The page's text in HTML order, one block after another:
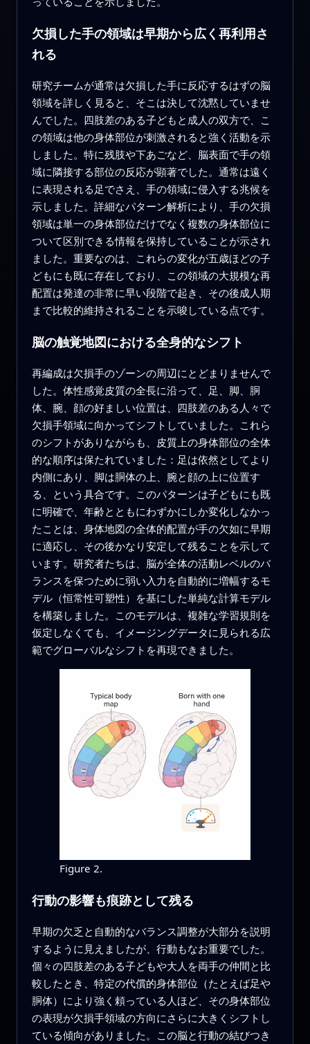
欠損した手の領域は早期から広く再利用さ
れる
研究チームが通常は欠損した手に反応するはずの脳
領域を詳しく見ると、そこは決して沈黙していませ
んでした。四肢差のある子どもと成人の双方で、こ
の領域は他の身体部位が刺激されると強く活動を示
しました。特に残肢や下あごなど、脳表面で手の領
域に隣接する部位の反応が顕著でした。通常は遠く
に表現される足でさえ、手の領域に侵入する兆候を
示しました。詳細なパターン解析により、手の欠損
領域は単一の身体部位だけでなく複数の身体部位に
ついて区別できる情報を保持していることが示され
ました。重要なのは、これらの変化が五歳ほどの子
どもにも既に存在しており、この領域の大規模な再
配置は発達の非常に早い段階で起き、その後成人期
まで比較的維持されることを示唆している点です。
脳の触覚地図における全身的なシフト
再編成は欠損手のゾーンの周辺にとどまりませんで
した。体性感覚皮質の全長に沿って、足、脚、胴
体、腕、顔の好ましい位置は、四肢差のある人々で
欠損手領域に向かってシフトしていました。これら
のシフトがありながらも、皮質上の身体部位の全体
的な順序は保たれていました：足は依然としてより
内側にあり、脚は胴体の上、腕と顔の上に位置す
る、という具合です。このパターンは子どもにも既
に明確で、年齢とともにわずかにしか変化しなかっ
たことは、身体地図の全体的配置が手の欠如に早期
に適応し、その後かなり安定して残ることを示して
います。研究者たちは、脳が全体の活動レベルのバ
ランスを保つために弱い入力を自動的に増幅するモ
デル（恒常性可塑性）を基にした単純な計算モデル
を構築しました。このモデルは、複雑な学習規則を
仮定しなくても、イメージングデータに見られる広
範でグローバルなシフトを再現できました。
Figure 2.
行動の影響も痕跡として残る
早期の欠乏と自動的なバランス調整が大部分を説明
するように見えましたが、行動もなお重要でした。
個々の四肢差のある子どもや大人を両手の仲間と比
較したとき、特定の代償的身体部位（たとえば足や
胴体）により強く頼っている人ほど、その身体部位
の表現が欠損手領域の方向にさらに大きくシフトし
ている傾向がありました。この脳と行動の結びつき